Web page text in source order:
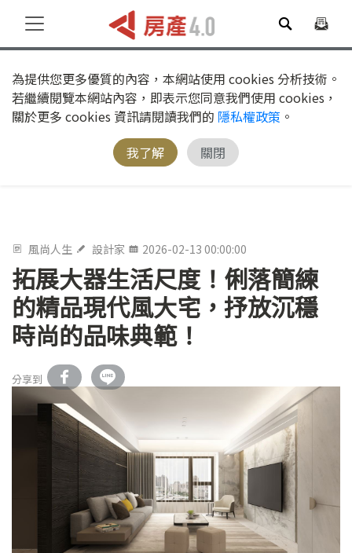
為提供您更多優質的內容，本網站使用 cookies 分析技術。
若繼續閱覽本網站內容，即表示您同意我們使用 cookies，
關於更多 cookies 資訊請閱讀我們的 隱私權政策 。
我了解
關閉
風尚人生 設計家 2026-02-13 00:00:00
拓展大器生活尺度！俐落簡練
的精品現代風大宅，抒放沉穩
時尚的品味典範！
分享到